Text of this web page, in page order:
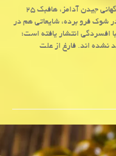
الهه جعفرزاده: در روزهایی که خبر درگذشت ناگهانی جیدن آدامز، هافبک ۲۵
شوک فرو برده، شایعاتی هم در
افسردگی انتشار یافته است؛
نشده اند. فارغ از علت